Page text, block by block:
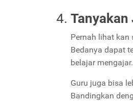
Pernah lihat kan
Bedanya dapat
belajar
Guru juga bisa
Bandingkan